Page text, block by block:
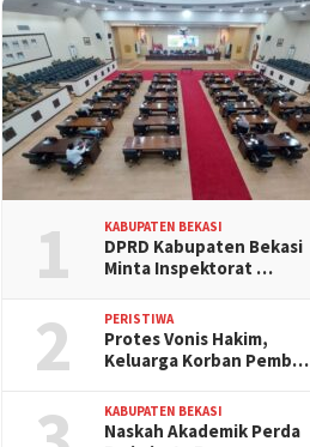
1 KABUPATEN BEKASI
DPRD Kabupaten Bekasi
Minta Inspektorat …
2 PERISTIWA
Protes Vonis Hakim,
Keluarga Korban Pemb…
KABUPATEN BEKASI
Naskah Akademik Perda